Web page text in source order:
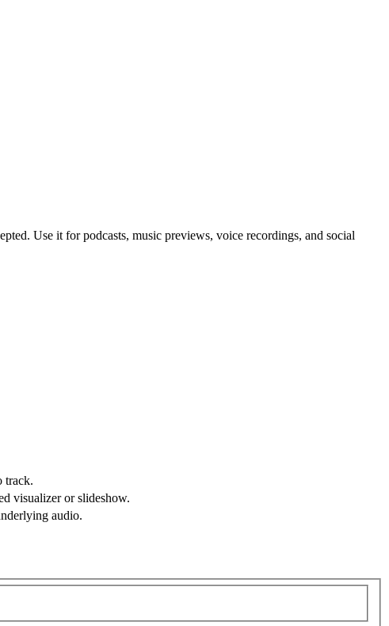
Use it for podcasts, music previews, voice recordings, and social
track.
visualizer or slideshow.
audio.